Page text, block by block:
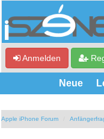
Anmelden
Neue
Apple iPhone Forum